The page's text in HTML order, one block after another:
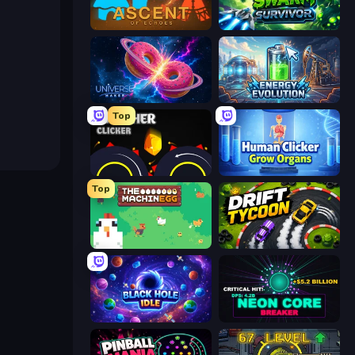
Ascent of Echoes Swarm Survivor
Universe Maker Energy Evolution
Top
Crusher Clicker Human Clicker: Grow Organs
Top
The MachinEGG Drift Tycoon
Black Hole Idle Neon Core Breaker